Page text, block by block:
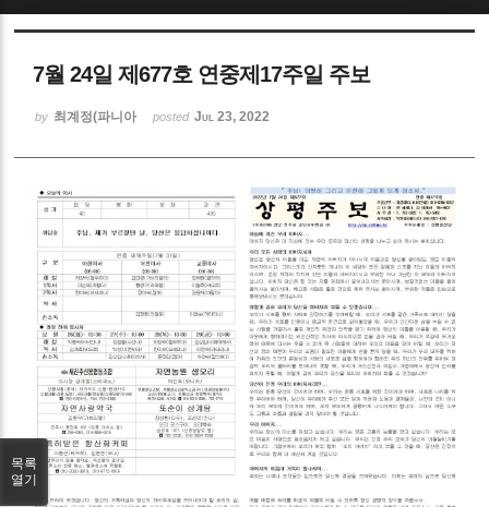
7월 24일 제677호 연중제17주일 주보
by 최계정(파니아 posted Jul 23, 2022
목록
열기
Sketchbook5, 스케치북5
Sketchbook5, 스케치북5